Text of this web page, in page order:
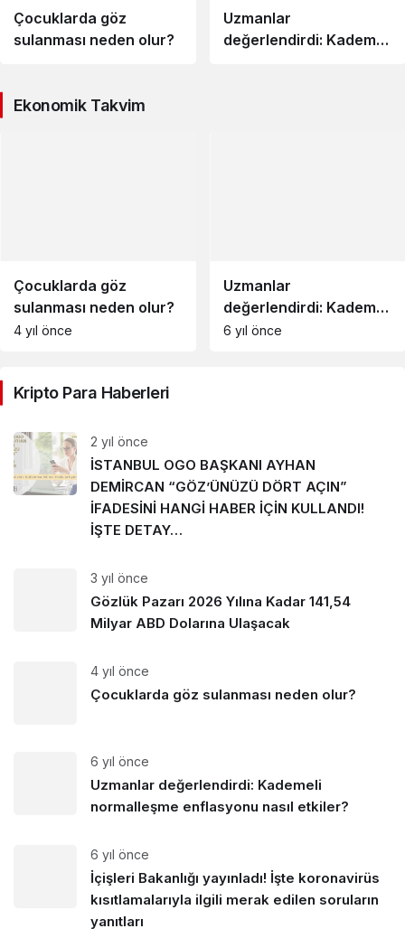
Çocuklarda göz
sulanması neden olur?
Uzmanlar
değerlendirdi: Kademeli
Ekonomik Takvim
Çocuklarda göz
sulanması neden olur?
4 yıl önce
Uzmanlar
değerlendirdi: Kademeli
normalleşme
6 yıl önce
Kripto Para Haberleri
2 yıl önce
İSTANBUL OGO BAŞKANI AYHAN
DEMİRCAN “GÖZ’ÜNÜZÜ DÖRT AÇIN”
İFADESİNİ HANGİ HABER İÇİN KULLANDI!
İŞTE DETAY…
3 yıl önce
Gözlük Pazarı 2026 Yılına Kadar 141,54
Milyar ABD Dolarına Ulaşacak
4 yıl önce
Çocuklarda göz sulanması neden olur?
6 yıl önce
Uzmanlar değerlendirdi: Kademeli
normalleşme enflasyonu nasıl etkiler?
6 yıl önce
İçişleri Bakanlığı yayınladı! İşte koronavirüs
kısıtlamalarıyla ilgili merak edilen soruların
yanıtları